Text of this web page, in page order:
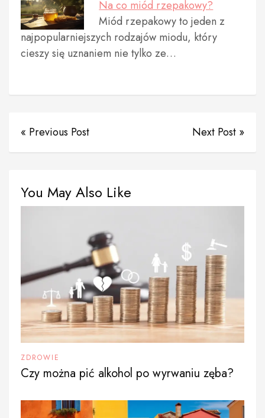
Na co miód rzepakowy?
Miód rzepakowy to jeden z
najpopularniejszych rodzajów miodu, który
cieszy się uznaniem nie tylko ze…
« Previous Post Next Post »
You May Also Like
ZDROWIE
Czy można pić alkohol po wyrwaniu zęba?